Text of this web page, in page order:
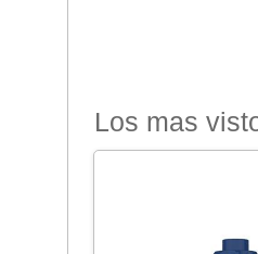
Los mas